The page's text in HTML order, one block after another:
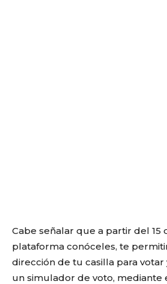
Cabe señalar que a partir del 15
plataforma conóceles, te
dirección de tu casilla para
un simulador de voto, mediante